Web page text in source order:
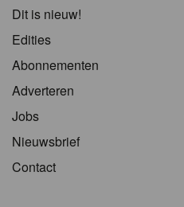
Dit is nieuw!
Edities
Abonnementen
Adverteren
Jobs
Nieuwsbrief
Contact